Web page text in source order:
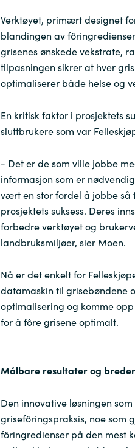
Verktøyet, primært designet
blandingen av
grisenes ønskede vekstrate,
tilpasningen sikrer at hver
optimaliserer både helse og
En kritisk faktor i prosjektets
sluttbrukere som var
- Det er de som ville jobbe
informasjon som er
vært en stor fordel å jobbe så
prosjektets suksess. Deres
forbedre verktøyet og
landbruksmiljøer, sier Moen.
Nå er det enkelt for
datamaskin til grisebøndene
optimalisering og komme
for å fôre grisene optimalt.
Målbare resultater og
Den innovative løsningen
grisefôringspraksis, noe som
fôringredienser på den mest